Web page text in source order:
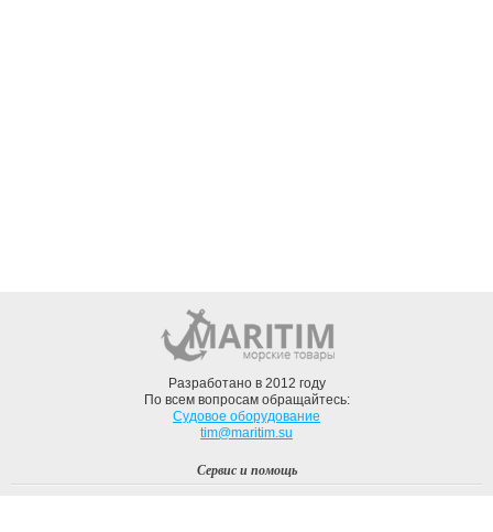
Разработано в 2012 году
По всем вопросам обращайтесь:
Судовое оборудование
tim@maritim.su
Сервис и помощь